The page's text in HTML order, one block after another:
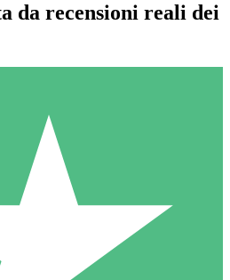
Crediti Individuali
di download. Nessun impegno
da recensioni reali dei